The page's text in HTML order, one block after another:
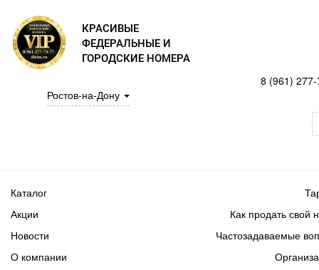
КРАСИВЫЕ
ФЕДЕРАЛЬНЫЕ И
ГОРОДСКИЕ НОМЕРА
Ростов-на-Дону
8 (961)
Каталог
Акции
Новости
Как продать свой
Частозадаваемые
О компании